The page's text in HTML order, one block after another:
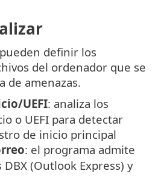
definir los
del ordenador que se
de amenazas.
UEFI: analiza los
o UEFI para detectar
de inicio principal
: el programa admite
(Outlook Express) y